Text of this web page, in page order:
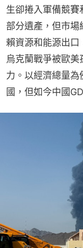
生卻捲入軍備競
部分遺產，但市
賴資源和能源出口
烏克蘭戰爭被歐美
力。以經濟總量為
國，但如今中國